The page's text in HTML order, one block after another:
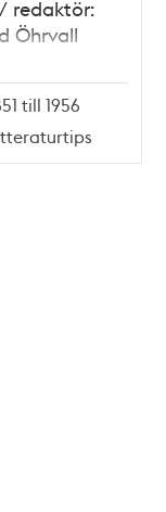
redaktör:
Öhrvall
till 1956